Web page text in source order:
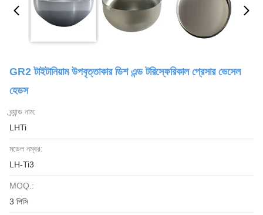
GR2 টাইটানিয়াম উপবৃত্তাকার ডিশ এন্ড টরিস্ফেরিকাল প্রেসার ভেসেল
হেডস
ব্র্যান্ড নাম:
LHTi
মডেল নম্বর:
LH-Ti3
MOQ.:
3 পিসি